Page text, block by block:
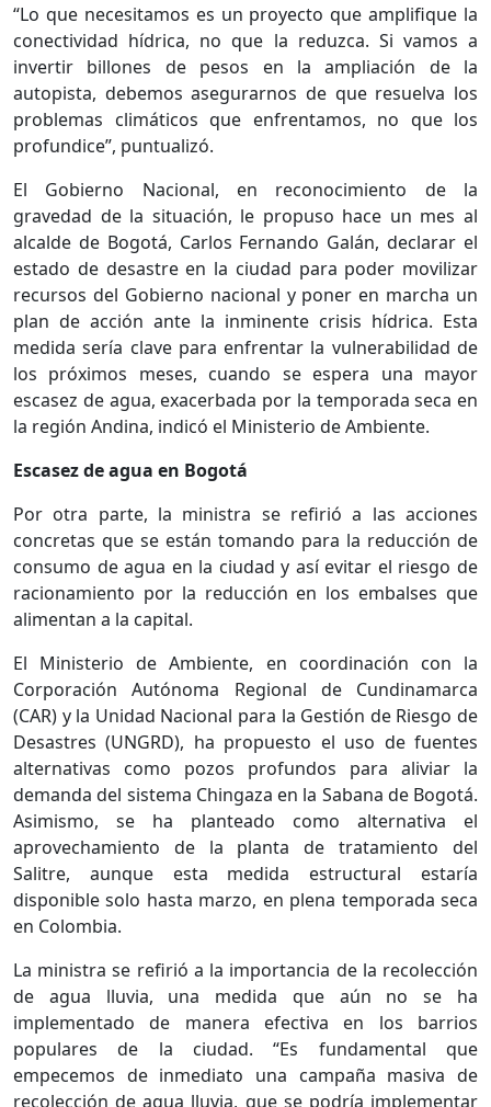
“Lo que necesitamos es un proyecto que amplifique la
conectividad hídrica, no que la reduzca. Si vamos a
invertir billones de pesos en la ampliación de la
autopista, debemos asegurarnos de que resuelva los
problemas climáticos que enfrentamos, no que los
profundice”, puntualizó.
El Gobierno Nacional, en reconocimiento de la
gravedad de la situación, le propuso hace un mes al
alcalde de Bogotá, Carlos Fernando Galán, declarar el
estado de desastre en la ciudad para poder movilizar
recursos del Gobierno nacional y poner en marcha un
plan de acción ante la inminente crisis hídrica. Esta
medida sería clave para enfrentar la vulnerabilidad de
los próximos meses, cuando se espera una mayor
escasez de agua, exacerbada por la temporada seca en
la región Andina, indicó el Ministerio de Ambiente.
Escasez de agua en Bogotá
Por otra parte, la ministra se refirió a las acciones
concretas que se están tomando para la reducción de
consumo de agua en la ciudad y así evitar el riesgo de
racionamiento por la reducción en los embalses que
alimentan a la capital.
El Ministerio de Ambiente, en coordinación con la
Corporación Autónoma Regional de Cundinamarca
(CAR) y la Unidad Nacional para la Gestión de Riesgo de
Desastres (UNGRD), ha propuesto el uso de fuentes
alternativas como pozos profundos para aliviar la
demanda del sistema Chingaza en la Sabana de Bogotá.
Asimismo, se ha planteado como alternativa el
aprovechamiento de la planta de tratamiento del
Salitre, aunque esta medida estructural estaría
disponible solo hasta marzo, en plena temporada seca
en Colombia.
La ministra se refirió a la importancia de la recolección
de agua lluvia, una medida que aún no se ha
implementado de manera efectiva en los barrios
populares de la ciudad. “Es fundamental que
empecemos de inmediato una campaña masiva de
recolección de agua lluvia, que se podría implementar